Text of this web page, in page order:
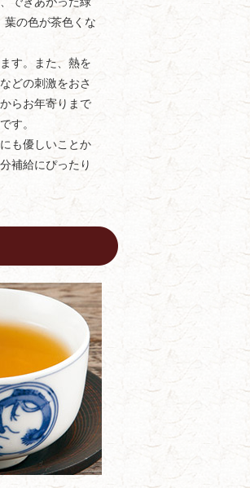
の色が茶色くな
す。また、熱を
どの刺激をおさ
らお年寄りまで
す。
も優しいことか
補給にぴったり